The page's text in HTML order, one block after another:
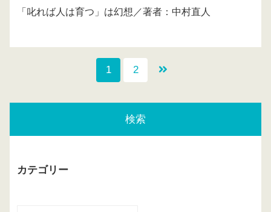
「叱れば人は育つ」は幻想／著者：中村直人
1 2
検索
カテゴリー